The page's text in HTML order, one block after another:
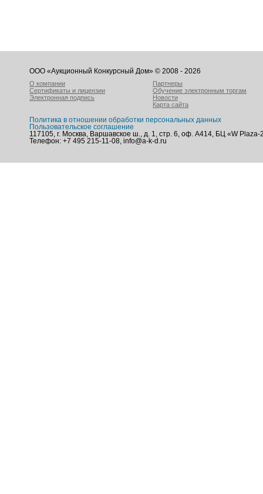
ООО «Аукционный Конкурсный Дом» © 2008 - 2026
О компании
Сертификаты и лицензии
Электронная подпись
Партнеры
Обучение электронным торгам
Новости
Карта сайта
Политика в отношении обработки персональных данных
Пользовательское соглашение
117105, г. Москва, Варшавское ш., д. 1, стр. 6, оф. А414, БЦ «W Plaza-
Телефон: +7 495 215-11-08, info@a-k-d.ru